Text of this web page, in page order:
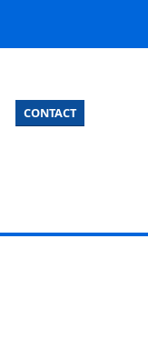
CONTACT